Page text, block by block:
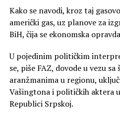
Kako se navodi, kroz taj
američki gas, uz planove za
BiH, čija se ekonomska
U pojedinim političkim
se, piše FAZ, dovode u vezu
aranžmanima u regionu,
Vašingtona i političkih aktera
Republici Srpskoj.